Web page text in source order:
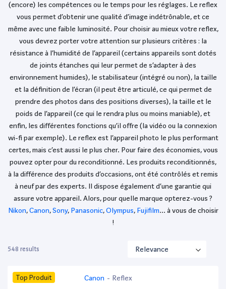
(encore) les compétences ou le temps pour les réglages. Le reflex
vous permet d’obtenir une qualité d’image indétrônable, et ce
même avec une faible luminosité. Pour choisir au mieux votre reflex,
vous devrez porter votre attention sur plusieurs critères : la
résistance à l’humidité de l’appareil (certains appareils sont dotés
de joints étanches qui leur permet de s’adapter à des
environnement humides), le stabilisateur (intégré ou non), la taille
et la définition de l’écran (il peut être articulé, ce qui permet de
prendre des photos dans des positions diverses), la taille et le
poids de l’appareil (ce qui le rendra plus ou moins maniable), et
enfin, les différentes fonctions qu’il offre (la vidéo ou la connexion
wi-fi par exemple). Le reflex est l’appareil photo le plus performant
certes, mais c’est aussi le plus cher. Pour faire des économies, vous
pouvez opter pour du reconditionné. Les produits reconditionnés,
à la différence des produits d’occasions, ont été contrôlés et remis
à neuf par des experts. Il dispose également d’une garantie qui
assure votre appareil. Alors, pour quelle marque opterez-vous ?
Nikon,Canon,Sony, Panasonic,Olympus, Fujifilm… à vous de choisir
!
548 results
Top Produit Canon - Reflex